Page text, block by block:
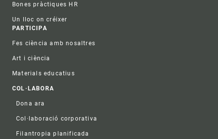
Bones pràctiques HR
Un lloc on créixer
PARTICIPA
Fes ciència amb nosaltres
Art i ciència
Materials educatius
COL·LABORA
Dona ara
Col·laboració corporativa
Filantropia planificada